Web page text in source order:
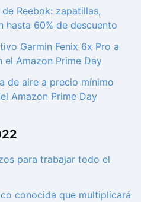
Reebok: zapatillas,
hasta 60% de descuento
Garmin Fenix 6x Pro a
Amazon Prime Day
de aire a precio mínimo
Amazon Prime Day
para trabajar todo el
conocida que multiplicará